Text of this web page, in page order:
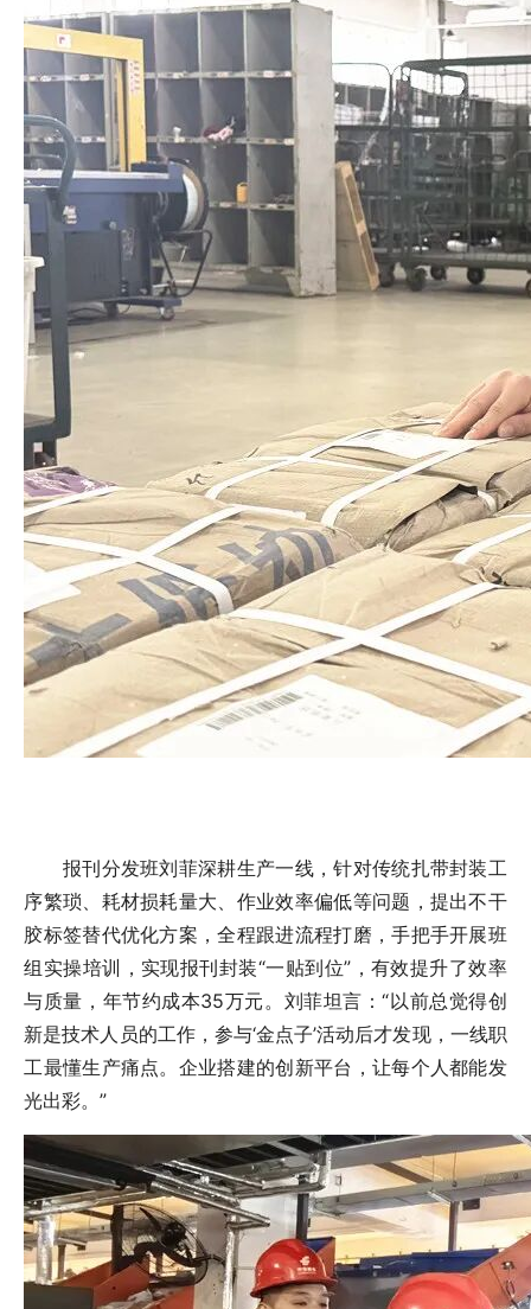
报刊分发班刘菲深耕生产一线，针对传统扎带封装工
序繁琐、耗材损耗量大、作业效率偏低等问题，提出不干
胶标签替代优化方案，全程跟进流程打磨，手把手开展班
组实操培训，实现报刊封装“一贴到位”，有效提升了效率
与质量，年节约成本35万元。刘菲坦言：“以前总觉得创
新是技术人员的工作，参与‘金点子’活动后才发现，一线职
工最懂生产痛点。企业搭建的创新平台，让每个人都能发
光出彩。”